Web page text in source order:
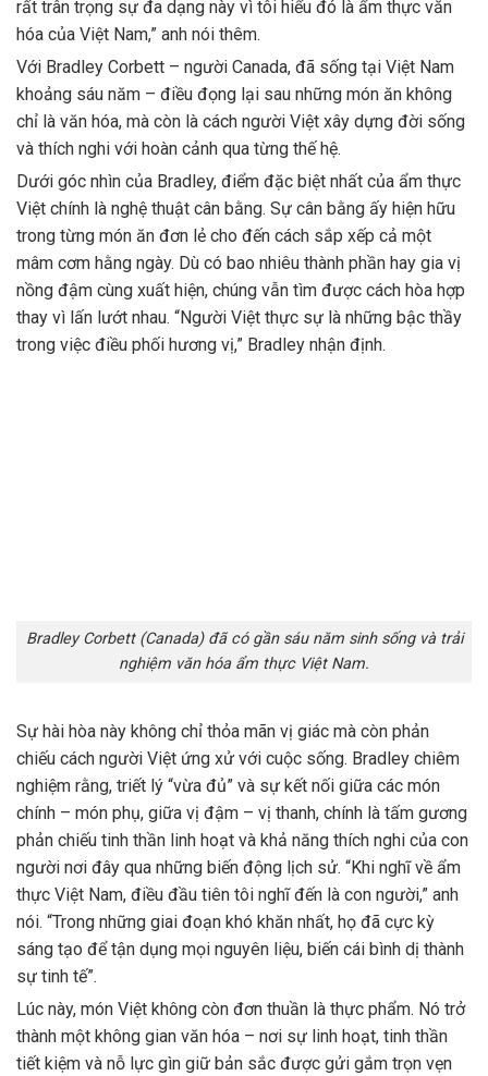
rất trân trọng sự đa dạng này vì tôi hiểu đó là ẩm thực văn
hóa của Việt Nam,” anh nói thêm.
Với Bradley Corbett – người Canada, đã sống tại Việt Nam
khoảng sáu năm – điều đọng lại sau những món ăn không
chỉ là văn hóa, mà còn là cách người Việt xây dựng đời sống
và thích nghi với hoàn cảnh qua từng thế hệ.
Dưới góc nhìn của Bradley, điểm đặc biệt nhất của ẩm thực
Việt chính là nghệ thuật cân bằng. Sự cân bằng ấy hiện hữu
trong từng món ăn đơn lẻ cho đến cách sắp xếp cả một
mâm cơm hằng ngày. Dù có bao nhiêu thành phần hay gia vị
nồng đậm cùng xuất hiện, chúng vẫn tìm được cách hòa hợp
thay vì lấn lướt nhau. “Người Việt thực sự là những bậc thầy
trong việc điều phối hương vị,” Bradley nhận định.
Bradley Corbett (Canada) đã có gần sáu năm sinh sống và trải
nghiệm văn hóa ẩm thực Việt Nam.
Sự hài hòa này không chỉ thỏa mãn vị giác mà còn phản
chiếu cách người Việt ứng xử với cuộc sống. Bradley chiêm
nghiệm rằng, triết lý “vừa đủ” và sự kết nối giữa các món
chính – món phụ, giữa vị đậm – vị thanh, chính là tấm gương
phản chiếu tinh thần linh hoạt và khả năng thích nghi của con
người nơi đây qua những biến động lịch sử. “Khi nghĩ về ẩm
thực Việt Nam, điều đầu tiên tôi nghĩ đến là con người,” anh
nói. “Trong những giai đoạn khó khăn nhất, họ đã cực kỳ
sáng tạo để tận dụng mọi nguyên liệu, biến cái bình dị thành
sự tinh tế”.
Lúc này, món Việt không còn đơn thuần là thực phẩm. Nó trở
thành một không gian văn hóa – nơi sự linh hoạt, tinh thần
tiết kiệm và nỗ lực gìn giữ bản sắc được gửi gắm trọn vẹn